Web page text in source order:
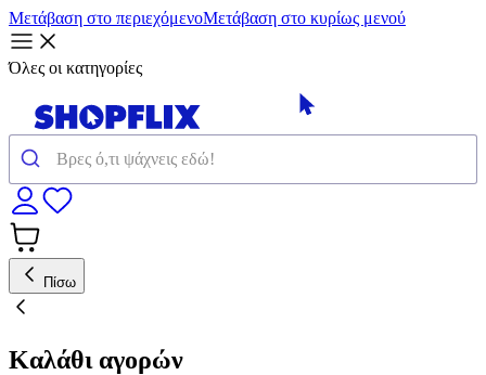
Μετάβαση στο περιεχόμενοΜετάβαση στο κυρίως μενού
Όλες οι κατηγορίες
Πίσω
Καλάθι αγορών